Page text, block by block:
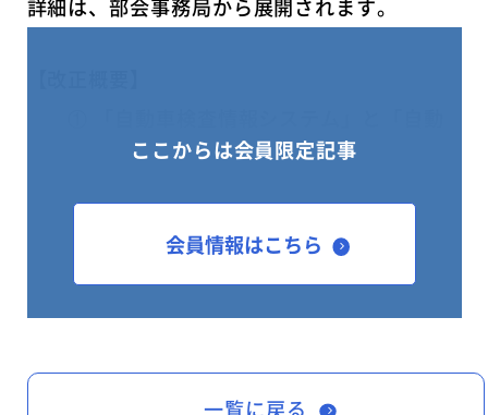
詳細は、部会事務局から展開されます。
車分解整備認証システム」を統合した新システ
ムを「自動車検査・整備情報シ
ステム」と定めた。
② 車体の形状に「農耕作業用トレーラ」
を追加した。
録簿記載なし」と記載する自動車（前面ガラス
ここからは会員限定記事
会員情報はこちら